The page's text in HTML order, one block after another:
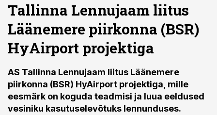
Tallinna Lennujaam liitus
Läänemere piirkonna (BSR)
HyAirport projektiga
AS Tallinna Lennujaam liitus Läänemere
piirkonna (BSR) HyAirport projektiga, mille
eesmärk on koguda teadmisi ja luua eeldused
vesiniku kasutuselevõtuks lennunduses.